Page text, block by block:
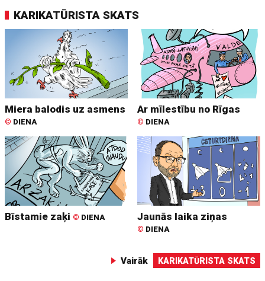
KARIKATŪRISTA SKATS
Miera balodis uz asmens
© DIENA
Ar mīlestību no Rīgas
© DIENA
Bīstamie zaķi © DIENA Jaunās laika ziņas
© DIENA
Vairāk KARIKATŪRISTA SKATS